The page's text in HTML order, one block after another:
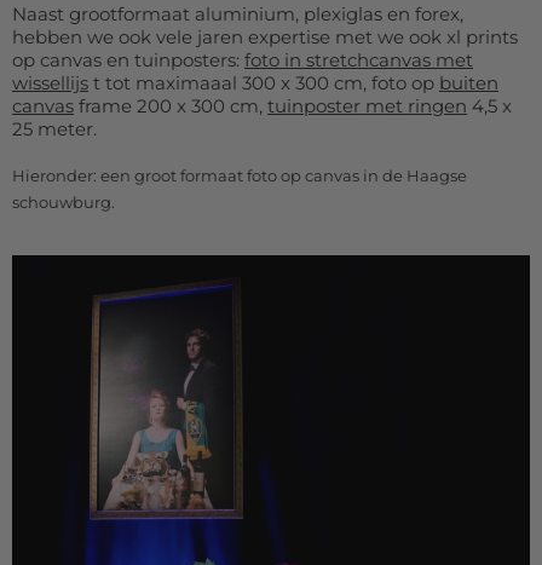
Naast grootformaat aluminium, plexiglas en forex,
hebben we ook vele jaren expertise met we ook xl prints
op canvas en tuinposters: foto in stretchcanvas met
wissellijs t tot maximaaal 300 x 300 cm, foto op buiten
canvas frame 200 x 300 cm, tuinposter met ringen 4,5 x
25 meter.
Hieronder: een groot formaat foto op canvas in de Haagse
schouwburg.